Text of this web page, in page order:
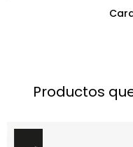
Productos